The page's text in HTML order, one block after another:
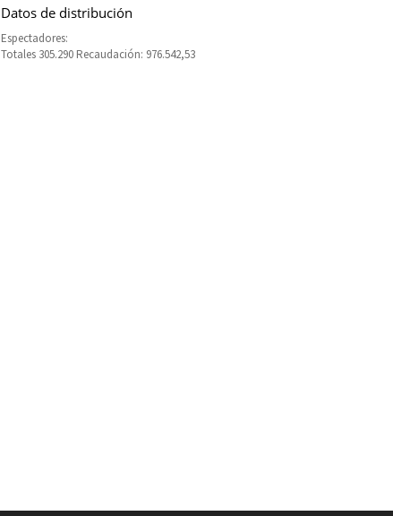
Datos de distribución
Espectadores:
Totales 305.290 Recaudación: 976.542,53